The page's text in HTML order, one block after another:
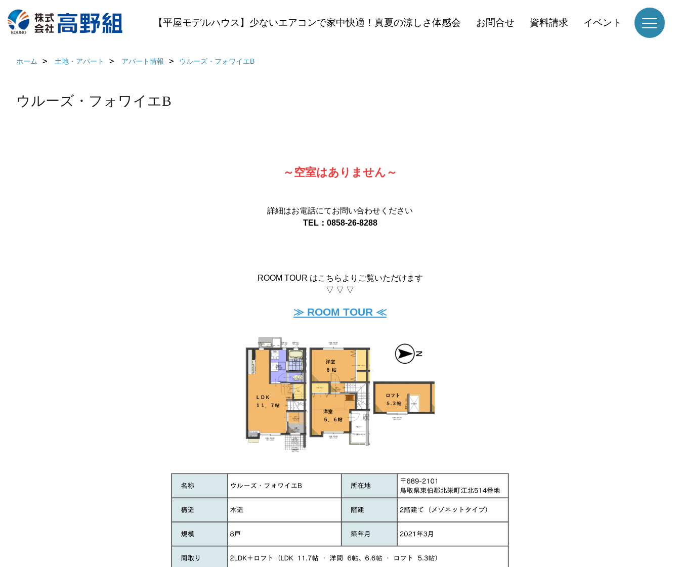
【平屋モデルハウス】少ないエアコンで家中快適！真夏の涼しさ体感会 お問合せ 資料請求 イベント
ホーム 土地・アパート アパート情報 ウルーズ・フォワイエB
ウルーズ・フォワイエB
～空室はありません ～
詳細はお電話にてお問い合わせください
TEL：0858-26-8288
ROOM TOUR はこちらよりご覧いただけます
▽ ▽ ▽
≫ ROOM TOUR ≪